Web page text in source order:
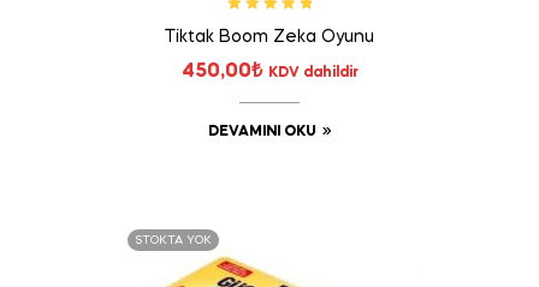
5.00oy aldı
Tiktak Boom Zeka Oyunu
450,00₺ KDV dahildir
DEVAMINI OKU
STOKTA YOK